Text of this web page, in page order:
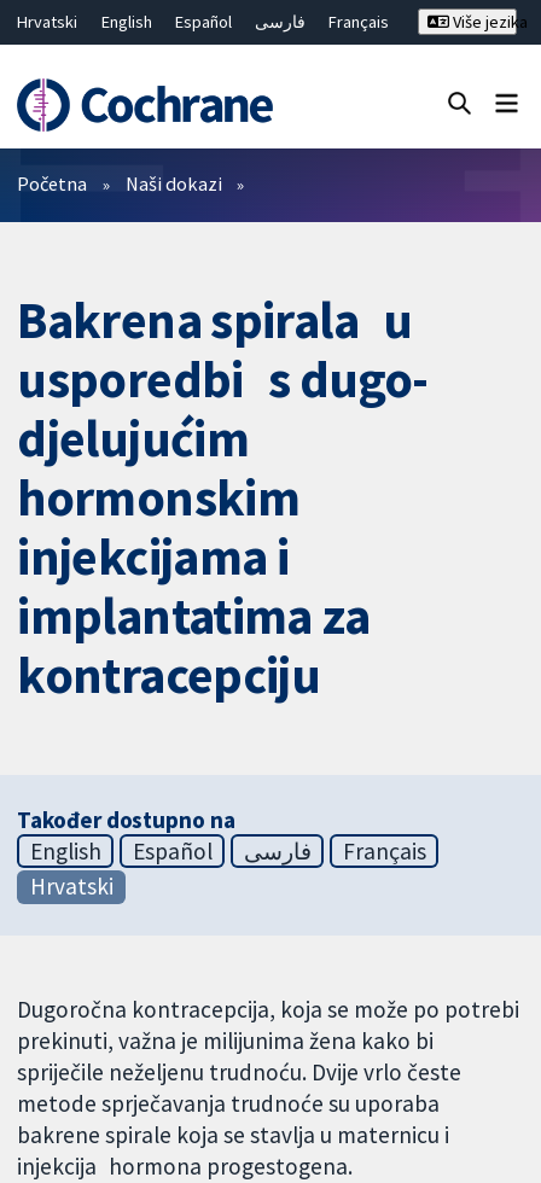
Hrvatski English Español فارسی
Français
繁體中文
简体中文
Više jezika
Prečistači
Početna Naši dokazi
Bakrena spirala u
usporedbi s dugo-
djelujućim
hormonskim
injekcijama i
implantatima za
kontracepciju
Također dostupno na
English
Español فارسی
Français
Hrvatski
Dugoročna kontracepcija, koja se može po potrebi
prekinuti, važna je milijunima žena kako bi
spriječile neželjenu trudnoću. Dvije vrlo česte
metode sprječavanja trudnoće su uporaba
bakrene spirale koja se stavlja u maternicu i
injekcija hormona progestogena.